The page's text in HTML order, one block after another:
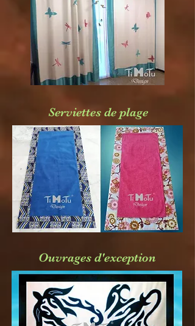
Serviettes de plage
Ouvrages d'exception